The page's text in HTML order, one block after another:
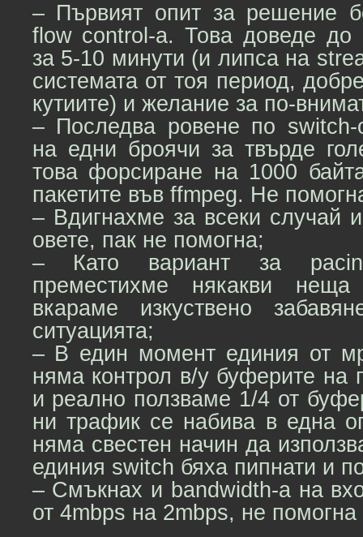
– Първият опит за решение
flow control-а. Това доведе до
за 5-10 минути (и липса на
системата от тоя период,
кутиите) и желание за по-
– Последва ровене по switch-
на едни броячи за твърде
това форсиране на 1000
пакетите във ffmpeg. Не
– Вдигнахме за всеки случай
овете, пак не помогна;
– Като вариант за
преместихме някакви
вкараме изкуствено
ситуацията;
– В един момент единия от
няма контрол в/у буферите на
и реално ползваме 1/4 от
ни трафик се набива в една
няма свестен начин да
единия switch бяха пипнати и
– Смъкнах и bandwidth-а на
от 4mbps на 2mbps, не